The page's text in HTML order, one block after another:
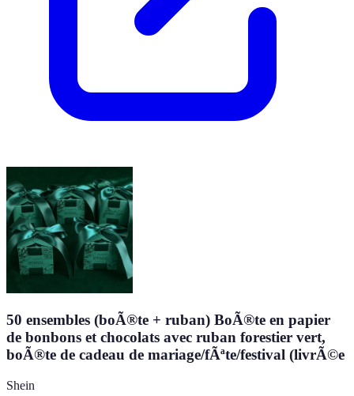
50 ensembles (boÃ®te + ruban) BoÃ®te en papier
de bonbons et chocolats avec ruban forestier vert,
boÃ®te de cadeau de mariage/fÃªte/festival (livrÃ©e
Shein